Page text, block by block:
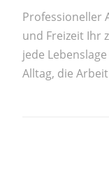
Professioneller
und Freizeit Ihr
jede
Alltag, die